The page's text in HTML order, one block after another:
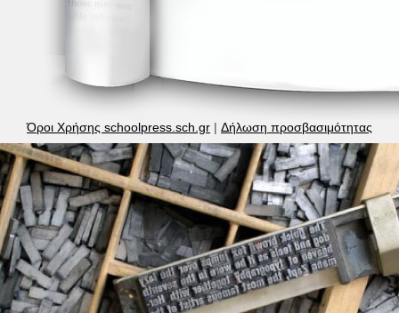
Όροι Χρήσης schoolpress.sch.gr | Δήλωση προσβασιμότητας